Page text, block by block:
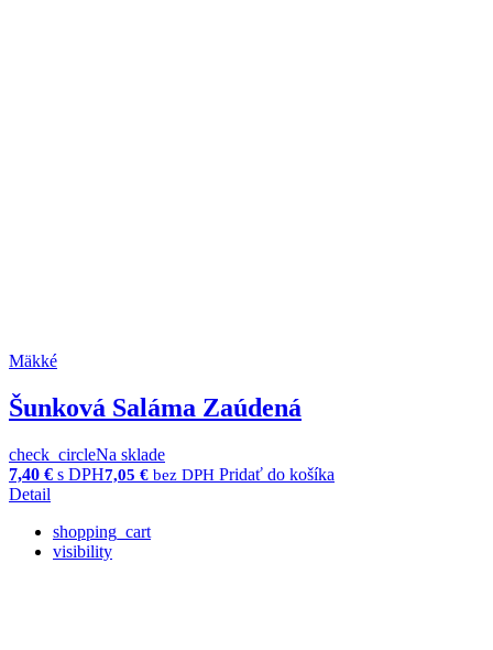
Mäkké
Šunková Saláma Zaúdená
check_circleNa sklade
7,40 € s DPH7,05 € bez DPH Pridať do košíka
Detail
shopping_cart
visibility